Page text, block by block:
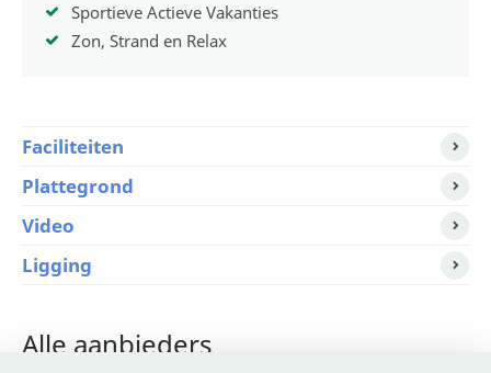
Sportieve Actieve Vakanties
Zon, Strand en Relax
Faciliteiten
Plattegrond
Video
Ligging
Alle aanbieders